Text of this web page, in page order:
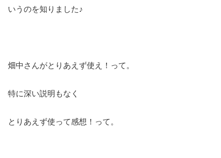
いうのを知りました♪
畑中さんがとりあえず使え！って。
特に深い説明もなく
とりあえず使って感想！って。